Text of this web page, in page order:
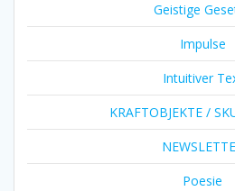
Geistige
Impulse
Intuitiver
KRAFTOBJEKTE /
Poesie